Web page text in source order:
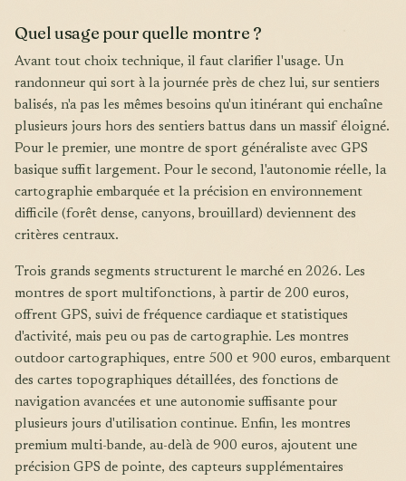
Quel usage pour quelle montre ?
Avant tout choix technique, il faut clarifier l'usage. Un
randonneur qui sort à la journée près de chez lui, sur sentiers
balisés, n'a pas les mêmes besoins qu'un itinérant qui enchaîne
plusieurs jours hors des sentiers battus dans un massif éloigné.
Pour le premier, une montre de sport généraliste avec GPS
basique suffit largement. Pour le second, l'autonomie réelle, la
cartographie embarquée et la précision en environnement
difficile (forêt dense, canyons, brouillard) deviennent des
critères centraux.
Trois grands segments structurent le marché en 2026. Les
montres de sport multifonctions, à partir de 200 euros,
offrent GPS, suivi de fréquence cardiaque et statistiques
d'activité, mais peu ou pas de cartographie. Les montres
outdoor cartographiques, entre 500 et 900 euros, embarquent
des cartes topographiques détaillées, des fonctions de
navigation avancées et une autonomie suffisante pour
plusieurs jours d'utilisation continue. Enfin, les montres
premium multi-bande, au-delà de 900 euros, ajoutent une
précision GPS de pointe, des capteurs supplémentaires